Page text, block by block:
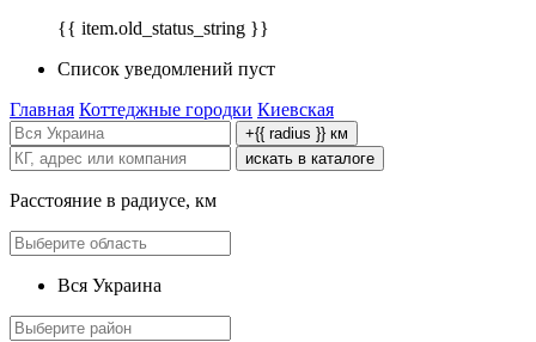
{{ item.old_status_string }}
Список уведомлений пуст
Главная Коттеджные городки Киевская
+{{ radius }} км
искать в каталоге
Расстояние в радиусе, км
Вся Украина